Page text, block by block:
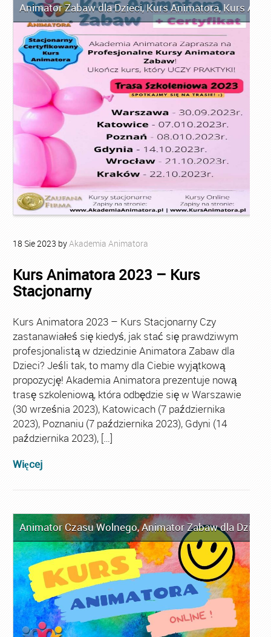
Animator Zabaw dla Dzieci,Kurs Animatora,Kurs
18 Sie2023 byAkademia Animatora
Kurs Animatora 2023 – Kurs
Stacjonarny
Kurs Animatora 2023 – Kurs Stacjonarny Czy
zastanawiałeś się kiedyś, jak stać się prawdziwym
profesjonalistą w dziedzinie Animatora Zabaw dla
Dzieci? Jeśli tak, to mamy dla Ciebie wyjątkową
propozycję! Akademia Animatora prezentuje nową
trasę szkoleniową, która odbędzie się w Warszawie
(30 września 2023), Katowicach (7 października
2023), Poznaniu (7 października 2023), Gdyni (14
października 2023), […]
Więcej
Animator Czasu Wolnego,Animator Zabaw dla Dzieci